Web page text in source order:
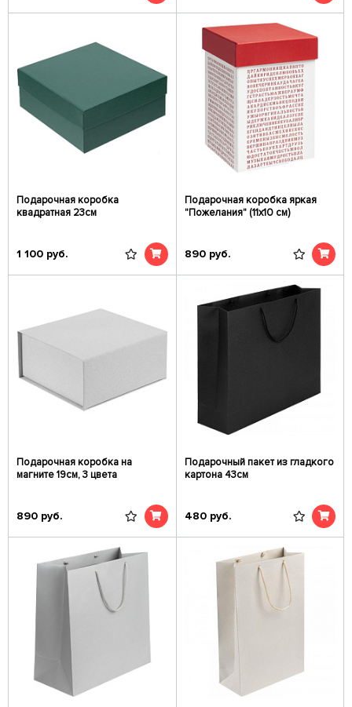
Подарочная коробка
квадратная 23см
1 100 руб.
Подарочная коробка яркая
"Пожелания" (11х10 см)
890 руб.
Подарочная коробка на
магните 19см, 3 цвета
890 руб.
Подарочный пакет из гладкого
картона 43см
480 руб.